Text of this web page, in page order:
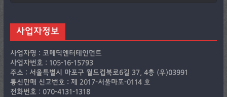
사업자정보
사업자명 : 코메딕엔터테인먼트
사업자번호 : 105-16-15793
주소 : 서울특별시 마포구 월드컵북로6길 37, 4층 (우)03991
통신판매 신고번호 : 제 2017-서울마포-0114 호
전화번호 : 070-4131-1318